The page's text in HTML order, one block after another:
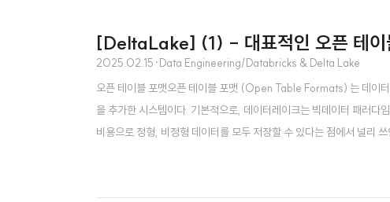
[DeltaLake] (1) - 대표적인 오픈 테
2025.02.15 ·Data Engineering/Databricks & Delta Lake
오픈 테이블 포맷오픈 테이블 포맷 (Open Table Formats) 는 데
을 추가한 시스템이다. 기본적으로, 데이터레이크는 빅데이터 패러다
비용으로 정형, 비정형 데이터를 모두 저장할 수 있다는 점에서 널리